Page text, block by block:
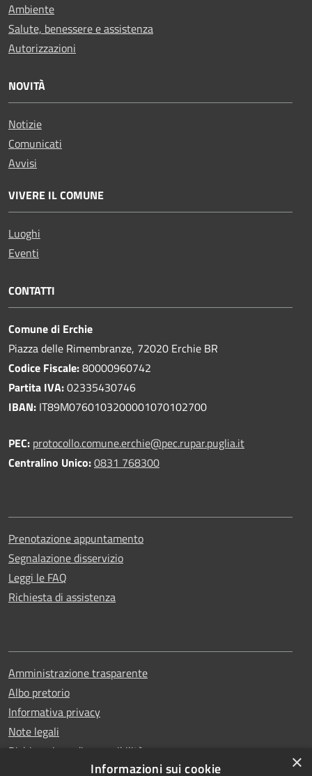
Ambiente
Salute, benessere e assistenza
Autorizzazioni
NOVITÀ
Notizie
Comunicati
Avvisi
VIVERE IL COMUNE
Luoghi
Eventi
CONTATTI
Comune di Erchie
Piazza delle Rimembranze, 72020 Erchie BR
Codice Fiscale:80000960742
Partita IVA:02335430746
IBAN: IT89M0760103200001070102700
PEC: protocollo.comune.erchie@pec.rupar.puglia.it
Centralino Unico:0831 768300
Prenotazione appuntamento
Segnalazione disservizio
Leggi le FAQ
Richiesta di assistenza
Amministrazione trasparente
Albo pretorio
Informativa privacy
Note legali
Dichiarazione di accessibilità
×
Informazioni sui cookie